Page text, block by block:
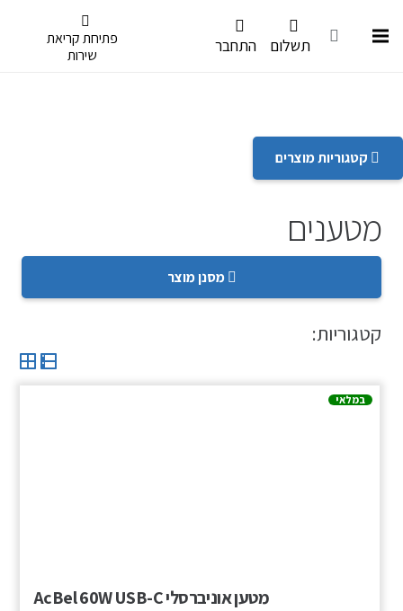
פתיחת קריאת
שירות
תשלום התחבר
קטגוריות מוצרים
קטגוריות:
מטענים
מסנן מוצר
במלאי
מטען אוניברסלי AcBel 60W USB-C